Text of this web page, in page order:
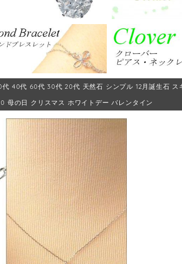
40代 60代 30代 20代 天然石 シンプル 12月誕生石 ス
の日 クリスマス ホワイトデー バレンタイン